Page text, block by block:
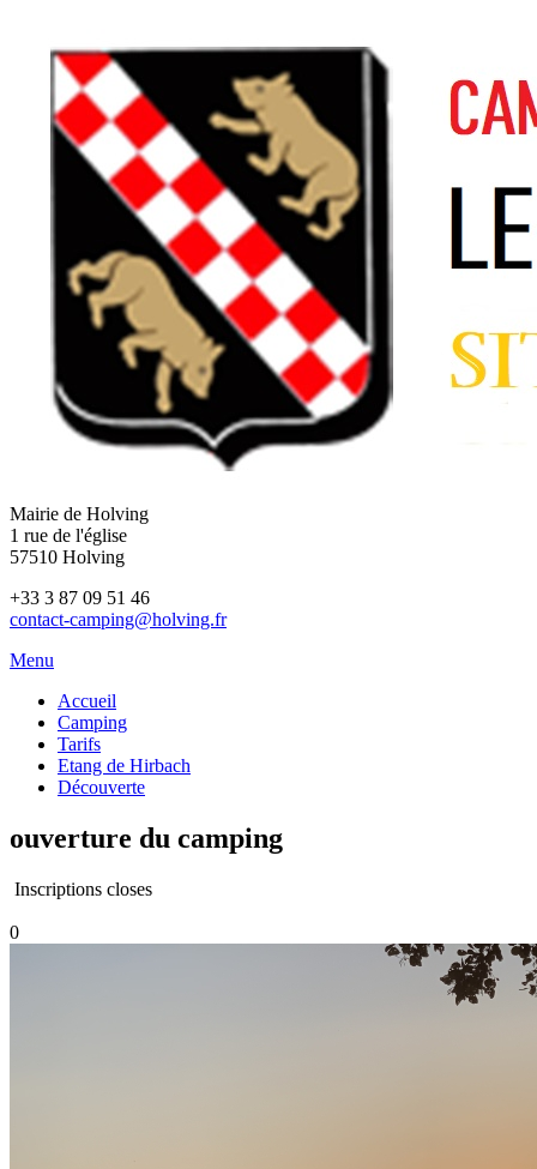
Mairie de Holving
1 rue de l'église
57510 Holving
+33 3 87 09 51 46
contact-camping@holving.fr
Menu
Accueil
Camping
Tarifs
Etang de Hirbach
Découverte
ouverture du camping
Inscriptions closes
0